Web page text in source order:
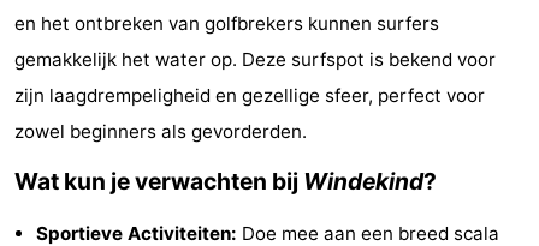
Nieuwpoort
-
Oostduinkerke
en het ontbreken van golfbrekers kunnen surfers
gemakkelijk het water op. Deze surfspot is bekend voor
zijn laagdrempeligheid en gezellige sfeer, perfect voor
zowel beginners als gevorderden.
Wat kun je verwachten bij Windekind?
Sportieve Activiteiten: Doe mee aan een breed scala